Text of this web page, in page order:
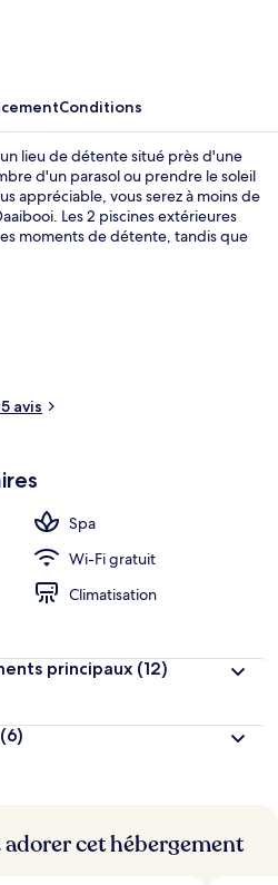
Conditions
lieu de détente situé près d'une
d'un parasol ou prendre le soleil
appréciable, vous serez à moins de
Les 2 piscines extérieures
moments de détente, tandis que
corporels et un service
d'un emplacement privilégié
pour le petit déjeuner, le
ici d'une terrasse sur le toit,
que d'agréables petits plus dans
et un micro-ondes. Les
d'éloges en ce qui concerne le
avis
Spa
Wi-Fi gratuit
Climatisation
principaux (12)
(6)
cet hébergement